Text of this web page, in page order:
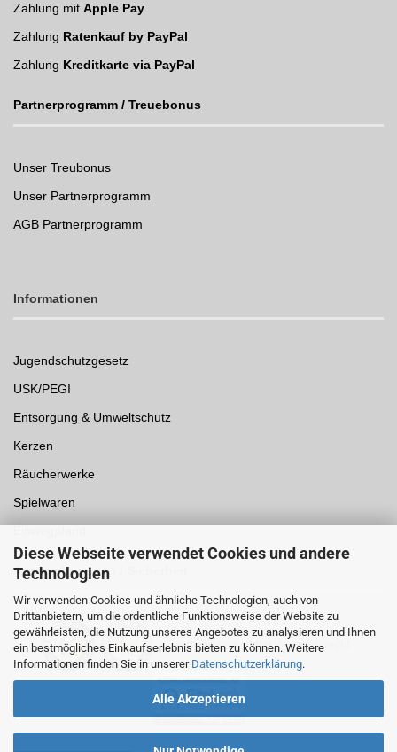
Diese Webseite verwendet Cookies und andere
Technologien
Wir verwenden Cookies und ähnliche Technologien, auch von
Drittanbietern, um die ordentliche Funktionsweise der Website zu
gewährleisten, die Nutzung unseres Angebotes zu analysieren und Ihnen
ein bestmögliches Einkaufserlebnis bieten zu können. Weitere
Informationen finden Sie in unserer Datenschutzerklärung.
Alle Akzeptieren
Zahlung mit Apple Pay
Zahlung Ratenkauf by PayPal
Zahlung Kreditkarte via PayPal
Partnerprogramm / Treuebonus
Unser Treubonus
Unser Partnerprogramm
AGB Partnerprogramm
Informationen
Jugendschutzgesetz
USK/PEGI
Entsorgung & Umweltschutz
Kerzen
Räucherwerke
Spielwaren
Auszeichnungen /